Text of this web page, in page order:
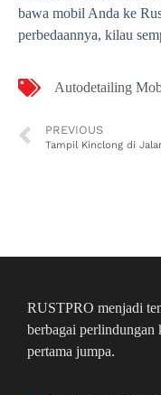
bawa mobil Anda ke
perbedaannya, kilau
Autodetailing
PREVIOUS
RUSTPRO menjadi
berbagai perlindungan
pertama jumpa.